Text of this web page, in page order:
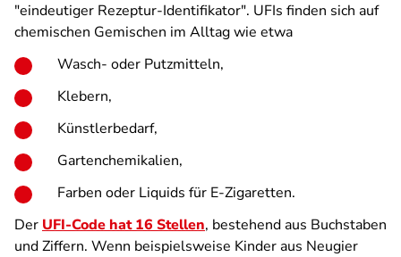
"eindeutiger Rezeptur-Identifikator". UFIs finden sich auf
chemischen Gemischen im Alltag wie etwa
Wasch- oder Putzmitteln,
Klebern,
Künstlerbedarf,
Gartenchemikalien,
Farben oder Liquids für E-Zigaretten.
Der UFI-Code hat 16 Stellen, bestehend aus Buchstaben
und Ziffern. Wenn beispielsweise Kinder aus Neugier